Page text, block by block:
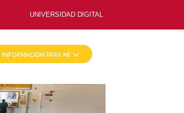
UNIVERSIDAD DIGITAL